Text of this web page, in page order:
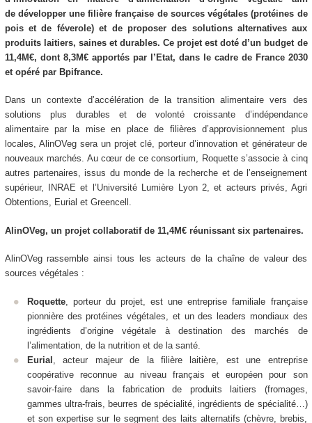
de développer une filière française de sources végétales (protéines de
pois et de féverole) et de proposer des solutions alternatives aux
produits laitiers, saines et durables. Ce projet est doté d’un budget de
11,4M€, dont 8,3M€ apportés par l’Etat, dans le cadre de France 2030
et opéré par Bpifrance.
Dans un contexte d’accélération de la transition alimentaire vers des
solutions plus durables et de volonté croissante d’indépendance
alimentaire par la mise en place de filières d’approvisionnement plus
locales, AlinOVeg sera un projet clé, porteur d’innovation et générateur de
nouveaux marchés. Au cœur de ce consortium, Roquette s’associe à cinq
autres partenaires, issus du monde de la recherche et de l’enseignement
supérieur, INRAE et l’Université Lumière Lyon 2, et acteurs privés, Agri
Obtentions, Eurial et Greencell.
AlinOVeg, un projet collaboratif de 11,4M€ réunissant six partenaires.
AlinOVeg rassemble ainsi tous les acteurs de la chaîne de valeur des
sources végétales :
Roquette , porteur du projet, est une entreprise familiale française
pionnière des protéines végétales, et un des leaders mondiaux des
ingrédients d’origine végétale à destination des marchés de
l’alimentation, de la nutrition et de la santé.
Eurial
, acteur majeur de la filière laitière, est une entreprise
coopérative reconnue au niveau français et européen pour son
savoir-faire dans la fabrication de produits laitiers (fromages,
gammes ultra-frais, beurres de spécialité, ingrédients de spécialité…)
et son expertise sur le segment des laits alternatifs (chèvre, brebis,